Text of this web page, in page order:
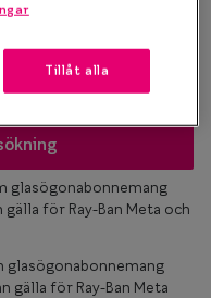
vår Storleksguide
glasögonabonnemang
för Ray-Ban Meta och
glasögonabonnemang
gälla för Ray-Ban Meta
Tillåt alla